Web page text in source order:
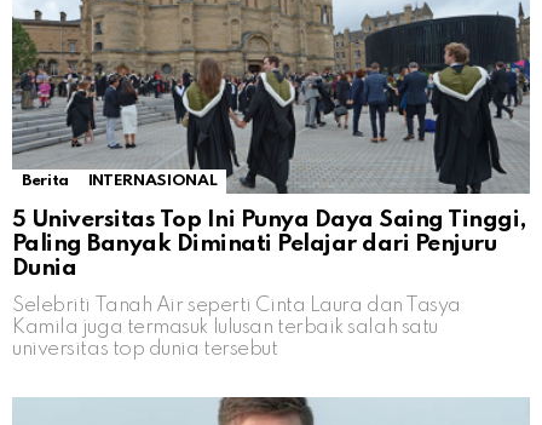
Berita INTERNASIONAL
5 Universitas Top Ini Punya Daya Saing Tinggi,
Paling Banyak Diminati Pelajar dari Penjuru
Dunia
Selebriti Tanah Air seperti Cinta Laura dan Tasya
Kamila juga termasuk lulusan terbaik salah satu
universitas top dunia tersebut